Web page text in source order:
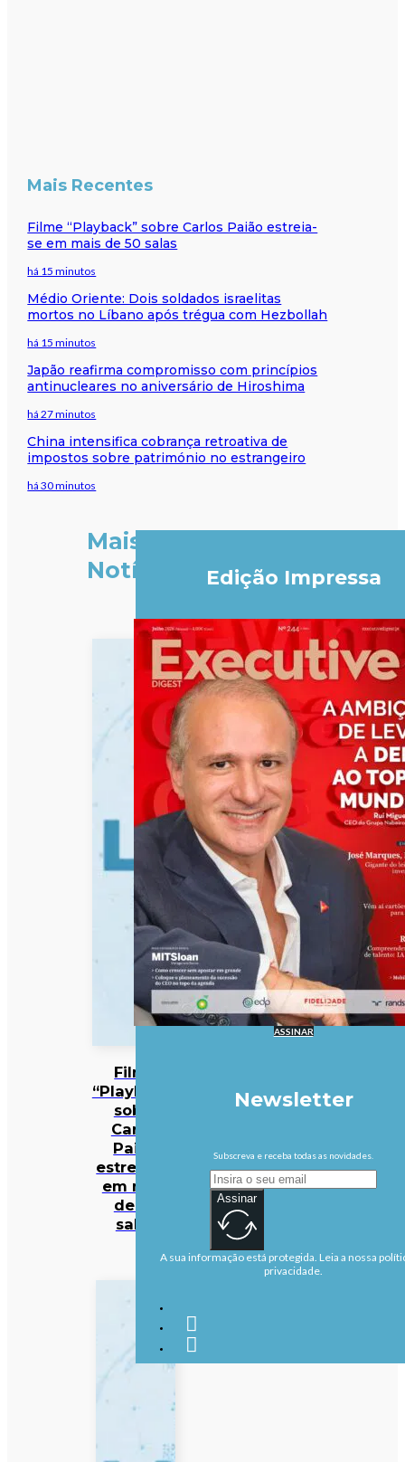
Mais Recentes
Filme “Playback” sobre Carlos Paião estreia-
se em mais de 50 salas
há 15 minutos
Médio Oriente: Dois soldados israelitas
mortos no Líbano após trégua com Hezbollah
há 15 minutos
Japão reafirma compromisso com princípios
antinucleares no aniversário de Hiroshima
há 27 minutos
China intensifica cobrança retroativa de
impostos sobre património no estrangeiro
há 30 minutos
Mais
Notícias
Filme
“Playback”
sobre
Carlos
Paião
estreia-se
em mais
de 50
salas
Edição Impressa
ASSINAR
Newsletter
Subscreva e receba todas as novidades.
Assinar
A sua informação está protegida. Leia a nossa
privacidade.